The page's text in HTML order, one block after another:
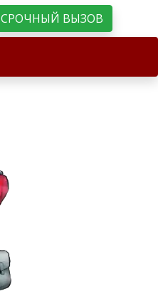
СРОЧНЫЙ ВЫЗОВ